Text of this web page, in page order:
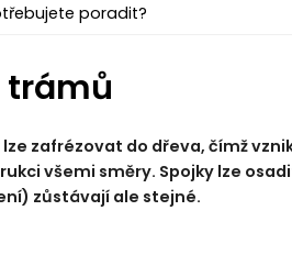
poradit?
trámů
lze zafrézovat do dřeva, čímž
všemi směry. Spojky lze
zůstávají ale stejné.